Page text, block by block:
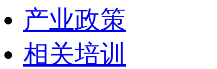
产业政策
相关培训